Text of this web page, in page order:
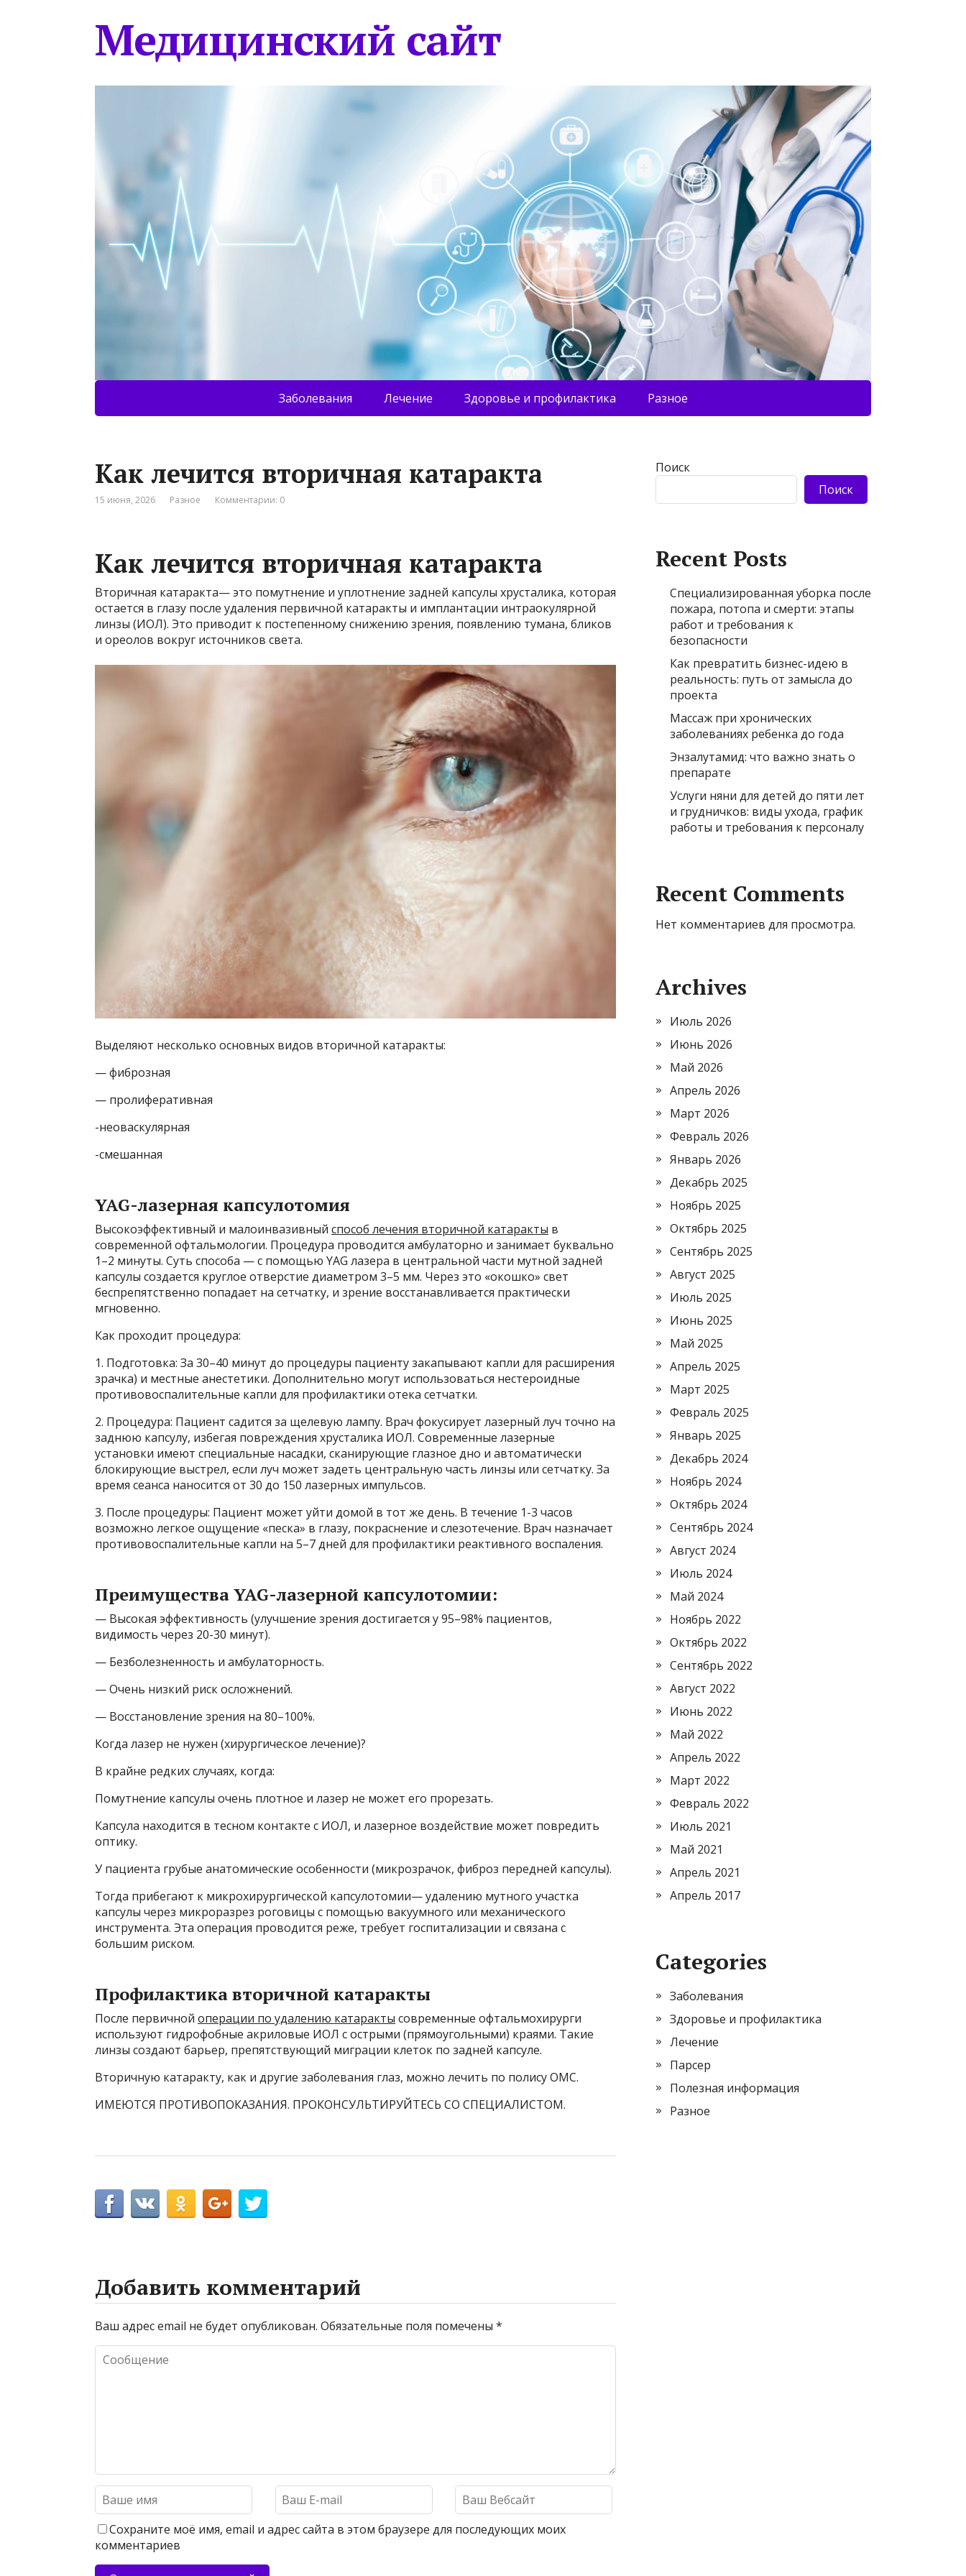
Медицинский сайт
Заболевания Лечение Здоровье и профилактика Разное
Как лечится вторичная катаракта
15 июня, 2026 Разное Комментарии: 0
Как лечится вторичная катаракта
Вторичная катаракта— это помутнение и уплотнение задней капсулы хрусталика, которая
остается в глазу после удаления первичной катаракты и имплантации интраокулярной
линзы (ИОЛ). Это приводит к постепенному снижению зрения, появлению тумана, бликов
и ореолов вокруг источников света.
Выделяют несколько основных видов вторичной катаракты:
— фиброзная
— пролиферативная
-неоваскулярная
-смешанная
YAG-лазерная капсулотомия
Высокоэффективный и малоинвазивный способ лечения вторичной катаракты в
современной офтальмологии. Процедура проводится амбулаторно и занимает буквально
1–2 минуты. Суть способа — с помощью YAG лазера в центральной части мутной задней
капсулы создается круглое отверстие диаметром 3–5 мм. Через это «окошко» свет
беспрепятственно попадает на сетчатку, и зрение восстанавливается практически
мгновенно.
Как проходит процедура:
1. Подготовка: За 30–40 минут до процедуры пациенту закапывают капли для расширения
зрачка) и местные анестетики. Дополнительно могут использоваться нестероидные
противовоспалительные капли для профилактики отека сетчатки.
2. Процедура: Пациент садится за щелевую лампу. Врач фокусирует лазерный луч точно на
заднюю капсулу, избегая повреждения хрусталика ИОЛ. Современные лазерные
установки имеют специальные насадки, сканирующие глазное дно и автоматически
блокирующие выстрел, если луч может задеть центральную часть линзы или сетчатку. За
время сеанса наносится от 30 до 150 лазерных импульсов.
3. После процедуры: Пациент может уйти домой в тот же день. В течение 1-3 часов
возможно легкое ощущение «песка» в глазу, покраснение и слезотечение. Врач назначает
противовоспалительные капли на 5–7 дней для профилактики реактивного воспаления.
Преимущества YAG-лазерной капсулотомии:
— Высокая эффективность (улучшение зрения достигается у 95–98% пациентов,
видимость через 20-30 минут).
— Безболезненность и амбулаторность.
— Очень низкий риск осложнений.
— Восстановление зрения на 80–100%.
Когда лазер не нужен (хирургическое лечение)?
В крайне редких случаях, когда:
Помутнение капсулы очень плотное и лазер не может его прорезать.
Капсула находится в тесном контакте с ИОЛ, и лазерное воздействие может повредить
оптику.
У пациента грубые анатомические особенности (микрозрачок, фиброз передней капсулы).
Тогда прибегают к микрохирургической капсулотомии— удалению мутного участка
капсулы через микроразрез роговицы с помощью вакуумного или механического
инструмента. Эта операция проводится реже, требует госпитализации и связана с
большим риском.
Профилактика вторичной катаракты
После первичной операции по удалению катаракты современные офтальмохирурги
используют гидрофобные акриловые ИОЛ с острыми (прямоугольными) краями. Такие
линзы создают барьер, препятствующий миграции клеток по задней капсуле.
Вторичную катаракту, как и другие заболевания глаз, можно лечить по полису ОМС.
ИМЕЮТСЯ ПРОТИВОПОКАЗАНИЯ. ПРОКОНСУЛЬТИРУЙТЕСЬ СО СПЕЦИАЛИСТОМ.
Добавить комментарий
Ваш адрес email не будет опубликован. Обязательные поля помечены *
Сохраните моё имя, email и адрес сайта в этом браузере для последующих моих
комментариев
Поиск
Поиск
Recent Posts
Специализированная уборка после
пожара, потопа и смерти: этапы
работ и требования к
безопасности
Как превратить бизнес-идею в
реальность: путь от замысла до
проекта
Массаж при хронических
заболеваниях ребенка до года
Энзалутамид: что важно знать о
препарате
Услуги няни для детей до пяти лет
и грудничков: виды ухода, график
работы и требования к персоналу
Recent Comments
Нет комментариев для просмотра.
Archives
Июль 2026
Июнь 2026
Май 2026
Апрель 2026
Март 2026
Февраль 2026
Январь 2026
Декабрь 2025
Ноябрь 2025
Октябрь 2025
Сентябрь 2025
Август 2025
Июль 2025
Июнь 2025
Май 2025
Апрель 2025
Март 2025
Февраль 2025
Январь 2025
Декабрь 2024
Ноябрь 2024
Октябрь 2024
Сентябрь 2024
Август 2024
Июль 2024
Май 2024
Ноябрь 2022
Октябрь 2022
Сентябрь 2022
Август 2022
Июнь 2022
Май 2022
Апрель 2022
Март 2022
Февраль 2022
Июль 2021
Май 2021
Апрель 2021
Апрель 2017
Categories
Заболевания
Здоровье и профилактика
Лечение
Парсер
Полезная информация
Разное